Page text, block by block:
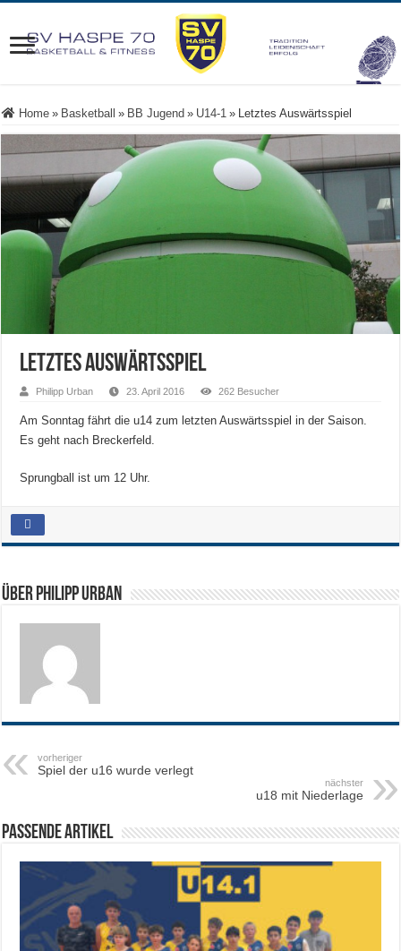
Home » Basketball » BB Jugend » U14-1 » Letztes Auswärtsspiel
Letztes Auswärtsspiel
Philipp Urban 23. April 2016 262 Besucher
Am Sonntag fährt die u14 zum letzten Auswärtsspiel in der Saison.
Es geht nach Breckerfeld.
Sprungball ist um 12 Uhr.
Über Philipp Urban
vorheriger
Spiel der u16 wurde verlegt
nächster
u18 mit Niederlage
Passende Artikel